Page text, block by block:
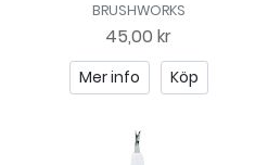
BRUSHWORKS
45,00 kr
Mer info Köp